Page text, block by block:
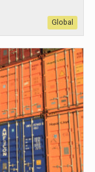
Global